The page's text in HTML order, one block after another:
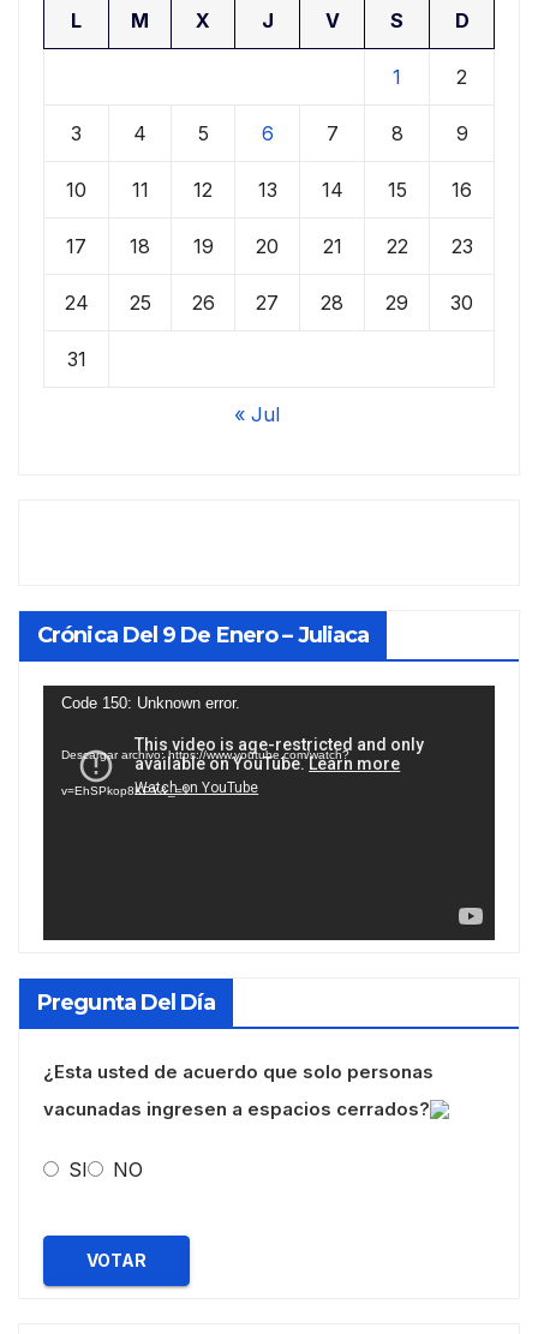
L M X J V S D
1 2
3 4 5 6 7 8 9
10 11 12 13 14 15 16
17 18 19 20 21 22 23
24 25 26 27 28 29 30
31
« Jul
Crónica Del 9 De Enero – Juliaca
Reproductor
vídeo
Code 150: Unknown error.
Descargar archivo: https://www.youtube.com/watch?
v=EhSPkop8KPY&_=1
Pregunta Del Día
¿Esta usted de acuerdo que solo personas
vacunadas ingresen a espacios cerrados?
SI NO
VOTAR